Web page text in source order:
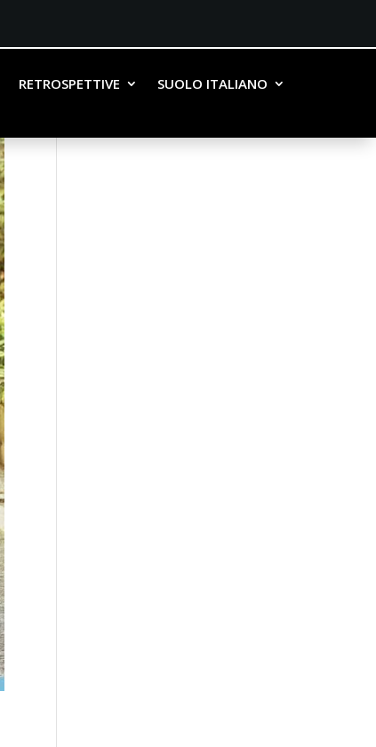
RETROSPETTIVE SUOLO ITALIANO